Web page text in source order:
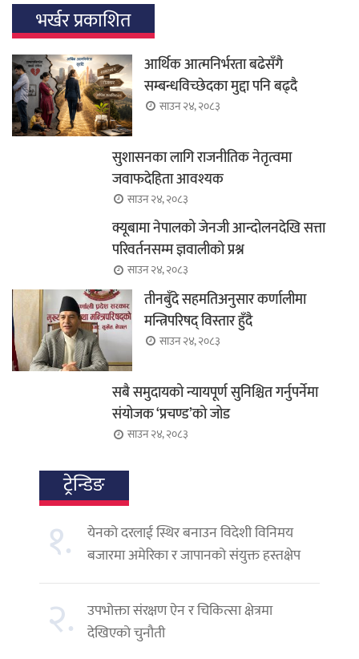
भर्खर प्रकाशित
आर्थिक आत्मनिर्भरता बढेसँगै
सम्बन्धविच्छेदका मुद्दा पनि बढ्दै
साउन २४, २०८३
सुशासनका लागि राजनीतिक नेतृत्वमा
जवाफदेहिता आवश्यक
साउन २४, २०८३
क्यूबामा नेपालको जेनजी आन्दोलनदेखि सत्ता
परिवर्तनसम्म ज्ञवालीको प्रश्न
साउन २४, २०८३
तीनबुँदे सहमतिअनुसार कर्णालीमा
मन्त्रिपरिषद् विस्तार हुँदै
साउन २४, २०८३
सबै समुदायको न्यायपूर्ण सुनिश्चित गर्नुपर्नेमा
संयोजक ‘प्रचण्ड’को जोड
साउन २४, २०८३
ट्रेन्डिङ
१.
येनको दरलाई स्थिर बनाउन विदेशी विनिमय
बजारमा अमेरिका र जापानको संयुक्त हस्तक्षेप
२. उपभोक्ता संरक्षण ऐन र चिकित्सा क्षेत्रमा
देखिएको चुनौती